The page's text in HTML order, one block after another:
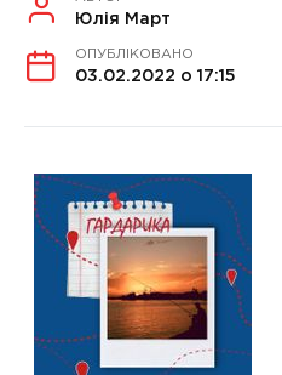
Юлія Март
ОПУБЛІКОВАНО
03.02.2022 о 17:15